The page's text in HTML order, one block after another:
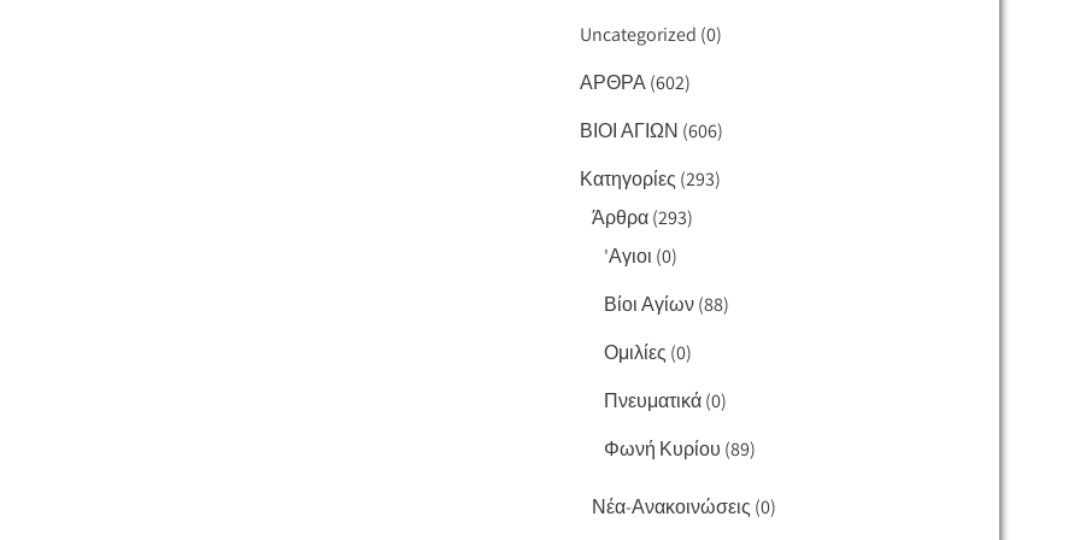
Uncategorized (0)
ΑΡΘΡΑ(602)
ΒΙΟΙ ΑΓΙΩΝ (606)
Κατηγορίες (293)
Άρθρα(293)
'Αγιοι (0)
Βίοι Αγίων(88)
Ομιλίες (0)
Πνευματικά(0)
Φωνή Κυρίου (89)
Νέα-Ανακοινώσεις (0)